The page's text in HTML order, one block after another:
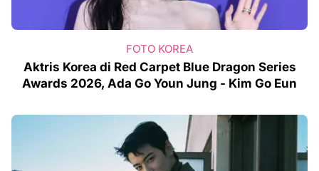
FOTO KOREA
Aktris Korea di Red Carpet Blue Dragon Series
Awards 2026, Ada Go Youn Jung - Kim Go Eun